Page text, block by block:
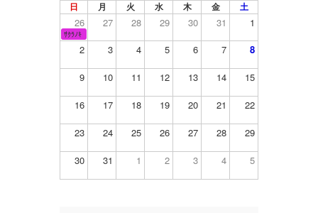
日 月 火 水 木 金 土
26 27 28 29 30 31 1
ｻｸﾗﾉｷ
2 3 4 5 6 7 8
9 10 11 12 13 14 15
16 17 18 19 20 21 22
23 24 25 26 27 28 29
30 31 1 2 3 4 5